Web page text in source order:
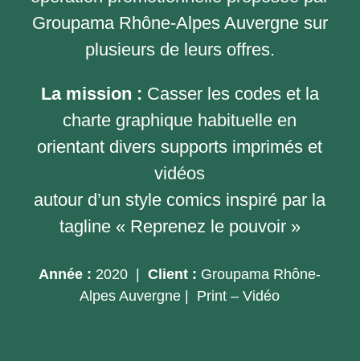
Groupama Rhône-Alpes Auvergne sur
plusieurs de leurs offres.
La mission : Casser les codes et la
charte graphique habituelle en
orientant divers supports imprimés et
vidéos
autour d’un style comics inspiré par la
tagline « Reprenez le pouvoir »
Année : 2020 |Client : Groupama Rhône-
Alpes Auvergne | Print – Vidéo